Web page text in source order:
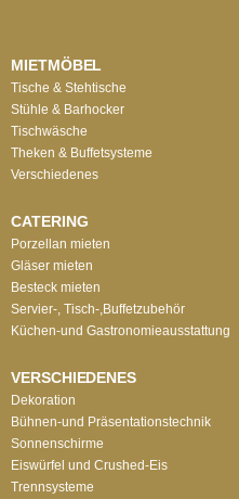
MIETMÖBEL
Tische & Stehtische
Stühle & Barhocker
Tischwäsche
Theken & Buffetsysteme
Verschiedenes
CATERING
Porzellan mieten
Gläser mieten
Besteck mieten
Servier-, Tisch-,Buffetzubehör
Küchen-und Gastronomieausstattung
VERSCHIEDENES
Dekoration
Bühnen-und Präsentationstechnik
Sonnenschirme
Eiswürfel und Crushed-Eis
Trennsysteme